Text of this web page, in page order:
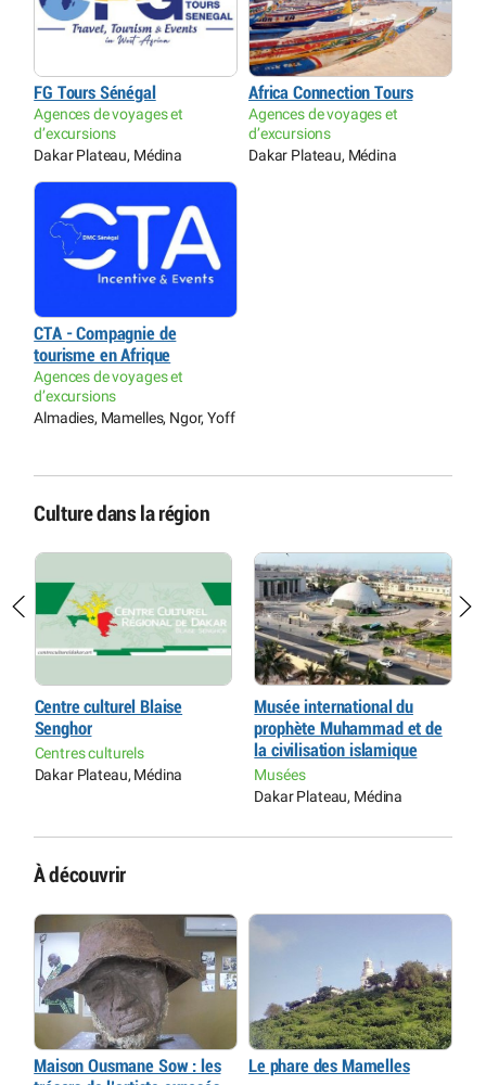
FG Tours Sénégal
Agences de voyages et
d’excursions
Dakar Plateau, Médina
Africa Connection Tours
Agences de voyages et
d’excursions
Dakar Plateau, Médina
CTA - Compagnie de
tourisme en Afrique
Agences de voyages et
d’excursions
Almadies, Mamelles, Ngor, Yoff
Culture dans la région
Centre culturel Blaise
Senghor
Centres culturels
Dakar Plateau, Médina
Musée international du
prophète Muhammad et de
la civilisation islamique
Musées
Dakar Plateau, Médina
À découvrir
Maison Ousmane Sow : les
Le phare des Mamelles